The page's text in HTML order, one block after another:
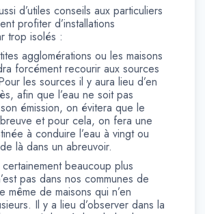
d’utiles conseils aux particuliers
profiter d’installations
trop isolés :
agglomérations ou les maisons
forcément recourir aux sources
les sources il y aura lieu d’en
afin que l’eau ne soit pas
émission, on évitera que le
et pour cela, on fera une
à conduire l’eau à vingt ou
là dans un abreuvoir.
beaucoup plus
pas dans nos communes de
même de maisons qui n’en
Il y a lieu d’observer dans la